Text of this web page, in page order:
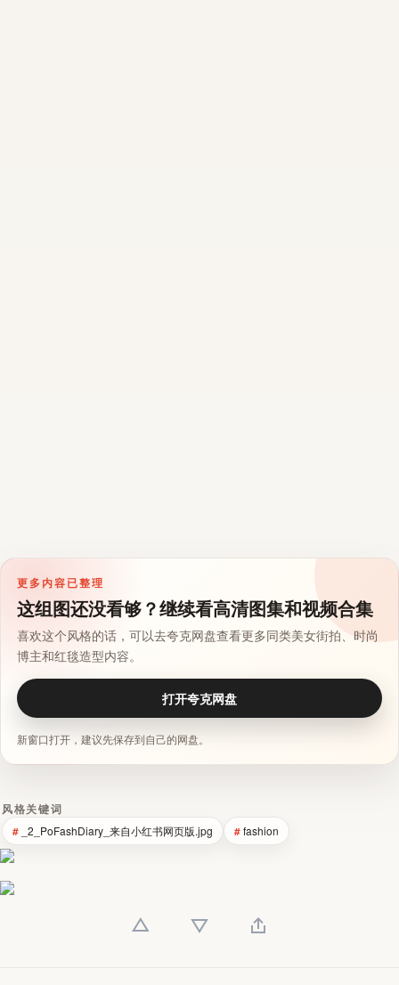
更多内容已整理
这组图还没看够？继续看高清图集和视频合集
喜欢这个风格的话，可以去夸克网盘查看更多同类美女街拍、时尚
博主和红毯造型内容。
打开夸克网盘
新窗口打开，建议先保存到自己的网盘。
风格关键词
_2_PoFashDiary_来自小红书网页版.jpg fashion